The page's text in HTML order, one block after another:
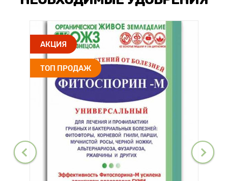
АКЦИЯ
ТОП ПРОДАЖ